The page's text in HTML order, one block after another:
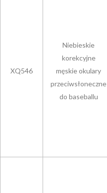
XQ546
Niebieskie
korekcyjne
męskie okulary
przeciwsłoneczne
do baseballu